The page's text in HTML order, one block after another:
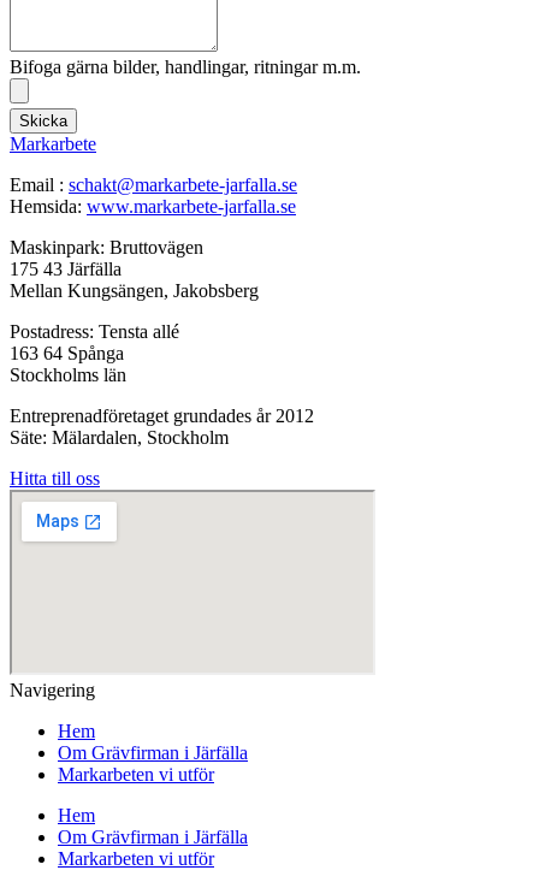
Bifoga gärna bilder, handlingar, ritningar m.m.
Skicka
Markarbete
Email : schakt@markarbete-jarfalla.se
Hemsida: www.markarbete-jarfalla.se
Maskinpark: Bruttovägen
175 43 Järfälla
Mellan Kungsängen, Jakobsberg
Postadress: Tensta allé
163 64 Spånga
Stockholms län
Entreprenadföretaget grundades år 2012
Säte: Mälardalen, Stockholm
Hitta till oss
Navigering
Hem
Om Grävfirman i Järfälla
Markarbeten vi utför
Hem
Om Grävfirman i Järfälla
Markarbeten vi utför